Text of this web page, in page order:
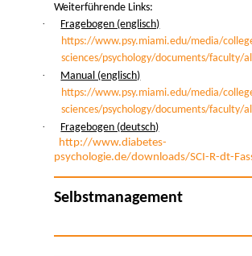
Weiterführende Links:
·
Fragebogen (englisch)
https://www.psy.miami.edu/media/
sciences/psychology/documents/faculty/
·
Manual (englisch)
https://www.psy.miami.edu/media/
sciences/psychology/documents/faculty/
·
Fragebogen (deutsch)
http://www.diabetes-
psychologie.de/downloads/SCI-R-dt-
Selbstmanagement